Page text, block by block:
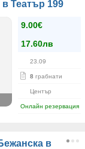
Театър 199
9.00€
17.60лв
23.09
8 грабнати
Център
Онлайн резервация
в